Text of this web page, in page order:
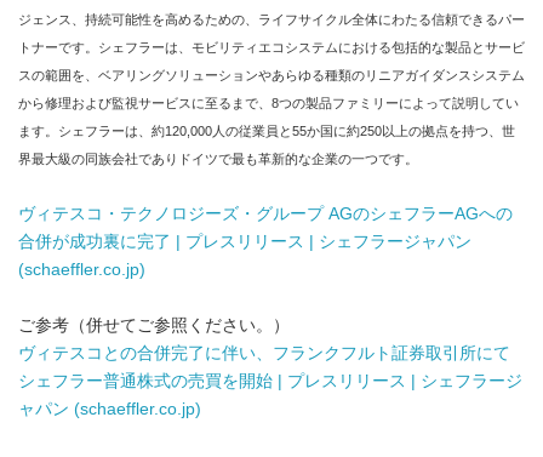
ジェンス、持続可能性を高めるための、ライフサイクル全体にわたる信頼できるパー
トナーです。シェフラーは、モビリティエコシステムにおける包括的な製品とサービ
スの範囲を、ベアリングソリューションやあらゆる種類のリニアガイダンスシステム
から修理および監視サービスに至るまで、8つの製品ファミリーによって説明してい
ます。シェフラーは、約120,000人の従業員と55か国に約250以上の拠点を持つ、世
界最大級の同族会社でありドイツで最も革新的な企業の一つです。
ヴィテスコ・テクノロジーズ・グループ AGのシェフラーAGへの
合併が成功裏に完了 | プレスリリース | シェフラージャパン
(schaeffler.co.jp)
ご参考（併せてご参照ください。）
ヴィテスコとの合併完了に伴い、フランクフルト証券取引所にて
シェフラー普通株式の売買を開始 | プレスリリース | シェフラージ
ャパン (schaeffler.co.jp)